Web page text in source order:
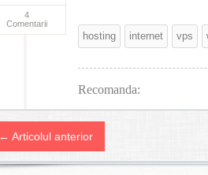
4
Comentarii
hosting internet vps
Recomanda:
← Articolul anterior